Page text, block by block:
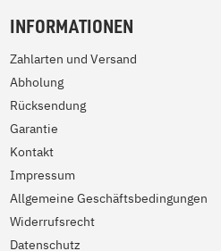
INFORMATIONEN
Zahlarten und Versand
Abholung
Rücksendung
Garantie
Kontakt
Impressum
Allgemeine Geschäftsbedingungen
Widerrufsrecht
Datenschutz